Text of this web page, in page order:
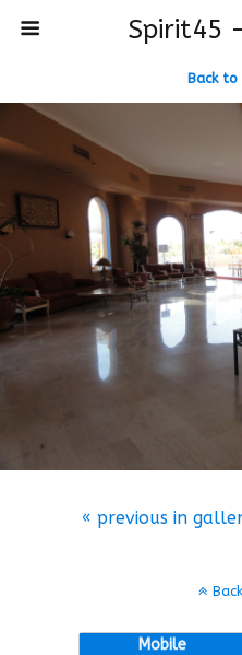
Spirit45
Back to
« previous in
Mobile